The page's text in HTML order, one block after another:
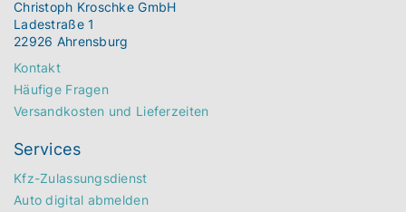
Christoph Kroschke GmbH
Ladestraße 1
22926 Ahrensburg
Kontakt
Häufige Fragen
Versandkosten und Lieferzeiten
Services
Kfz-Zulassungsdienst
Auto digital abmelden